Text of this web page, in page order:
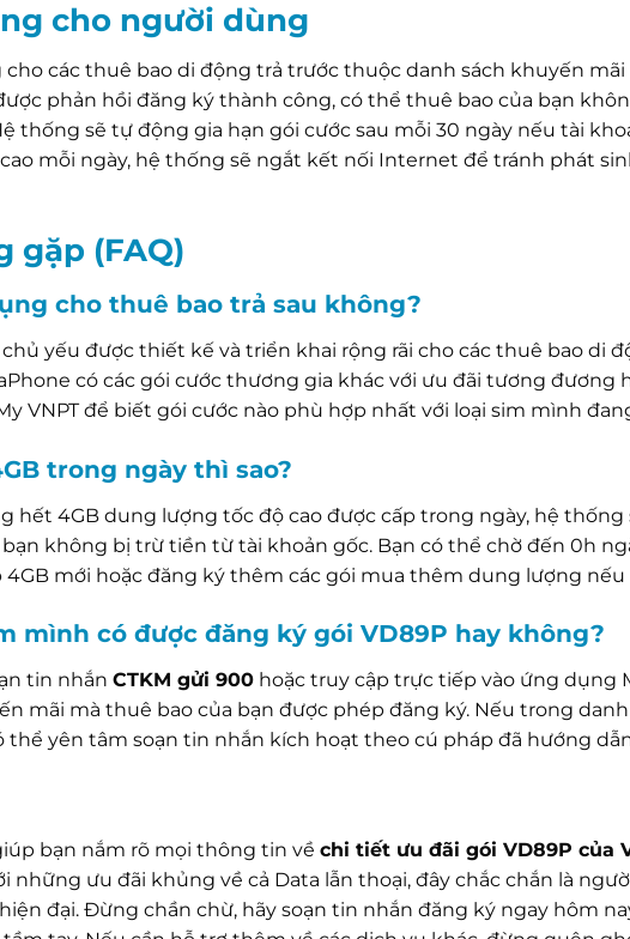
cho người dùng
cho các thuê bao di động trả trước thuộc danh sách khuyến mãi
phản hồi đăng ký thành công, có thể thuê bao của bạn
thống sẽ tự động gia hạn gói cước sau mỗi 30 ngày nếu tài
mỗi ngày, hệ thống sẽ ngắt kết nối Internet để tránh phát
gặp (FAQ)
cho thuê bao trả sau không?
chủ yếu được thiết kế và triển khai rộng rãi cho các thuê bao di
có các gói cước thương gia khác với ưu đãi tương đương
VNPT để biết gói cước nào phù hợp nhất với loại sim mình
trong ngày thì sao?
hết 4GB dung lượng tốc độ cao được cấp trong ngày, hệ
không bị trừ tiền từ tài khoản gốc. Bạn có thể chờ đến 0h
mới hoặc đăng ký thêm các gói mua thêm dung lượng nếu
mình có được đăng ký gói VD89P hay không?
tin nhắn CTKM gửi 900 hoặc truy cập trực tiếp vào ứng dụng
mãi mà thuê bao của bạn được phép đăng ký. Nếu trong
thể yên tâm soạn tin nhắn kích hoạt theo cú pháp đã hướng
bạn nắm rõ mọi thông tin về chi tiết ưu đãi gói VD89P của
những ưu đãi khủng về cả Data lẫn thoại, đây chắc chắn là
đại. Đừng chần chừ, hãy soạn tin nhắn đăng ký ngay hôm